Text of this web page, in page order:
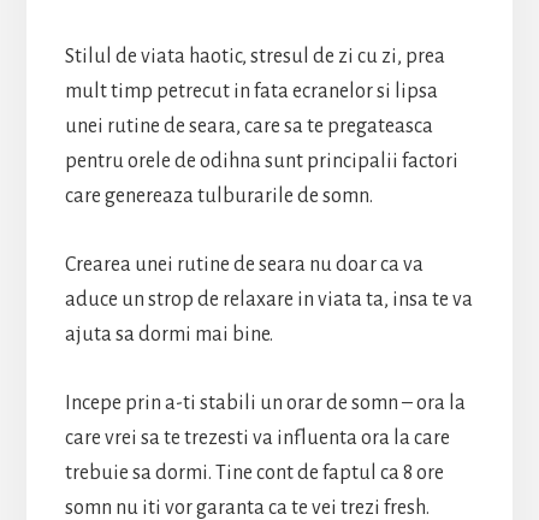
Stilul de viata haotic, stresul de zi cu zi, prea
mult timp petrecut in fata ecranelor si lipsa
unei rutine de seara, care sa te pregateasca
pentru orele de odihna sunt principalii factori
care genereaza tulburarile de somn.
Crearea unei rutine de seara nu doar ca va
aduce un strop de relaxare in viata ta, insa te va
ajuta sa dormi mai bine.
Incepe prin a-ti stabili un orar de somn – ora la
care vrei sa te trezesti va influenta ora la care
trebuie sa dormi. Tine cont de faptul ca 8 ore
somn nu iti vor garanta ca te vei trezi fresh.